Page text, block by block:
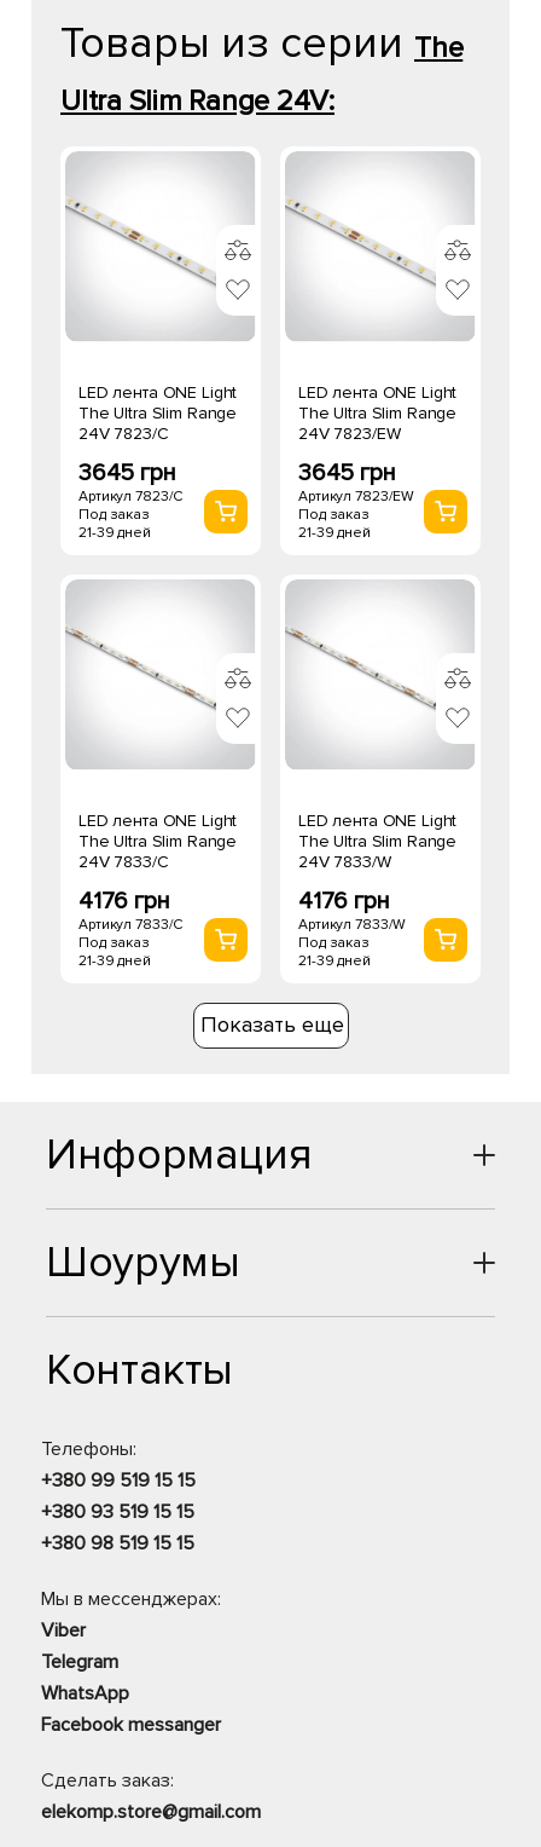
Товары из серии The
Ultra Slim Range 24V:
LED лента ONE Light
The Ultra Slim Range
24V 7823/C
3645 грн
Артикул 7823/C
Под заказ
21-39 дней
LED лента ONE Light
The Ultra Slim Range
24V 7823/EW
3645 грн
Артикул 7823/EW
Под заказ
21-39 дней
LED лента ONE Light
The Ultra Slim Range
24V 7833/C
4176 грн
Артикул 7833/C
Под заказ
21-39 дней
LED лента ONE Light
The Ultra Slim Range
24V 7833/W
4176 грн
Артикул 7833/W
Под заказ
21-39 дней
Показать еще
Шоурумы
Контакты
Телефоны:
+380 99 519 15 15
+380 93 519 15 15
+380 98 519 15 15
Мы в мессенджерах:
Viber
Telegram
WhatsApp
Facebook messanger
Сделать заказ:
elekomp.store@gmail.com
Информация